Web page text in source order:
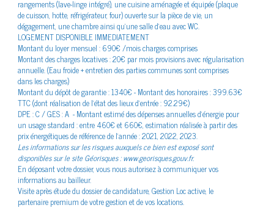
le quartier
Bilan
énergétique
rangements (lave-linge intégré), une cuisine aménagée et équipée (plaque
de cuisson, hotte, réfrigérateur, four) ouverte sur la pièce de vie, un
dégagement, une chambre ainsi qu’une salle d’eau avec WC.
LOGEMENT DISPONIBLE IMMEDIATEMENT
Montant du loyer mensuel : 690€ /mois charges comprises
Montant des charges locatives : 20€ par mois provisions avec régularisation
annuelle. (Eau froide + entretien des parties communes sont comprises
dans les charges)
Montant du dépôt de garantie : 1340€ - Montant des honoraires : 399.63€
TTC (dont réalisation de l’état des lieux d’entrée : 92.29€)
DPE : C / GES : A - Montant estimé des dépenses annuelles d'énergie pour
un usage standard : entre 460€ et 660€, estimation réalisée à partir des
prix énergétiques de référence de l'année : 2021, 2022, 2023.
Les informations sur les risques auxquels ce bien est exposé sont
disponibles sur le site Géorisques : www.georisques.gouv.fr.
En déposant votre dossier, vous nous autorisez à communiquer vos
informations au bailleur.
Visite après étude du dossier de candidature, Gestion Loc active, le
partenaire premium de votre gestion et de vos locations.